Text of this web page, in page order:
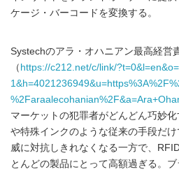
ケージ・バーコードを変換する。
Systechのアラ・オハニアン最高経営
（ https://c212.net/c/link/
マーケットの犯罪者がどんどん巧妙
や特殊インクのような従来の手段だ
威に対抗しきれなくなる一方で、
とんどの製品にとって高額過ぎる。